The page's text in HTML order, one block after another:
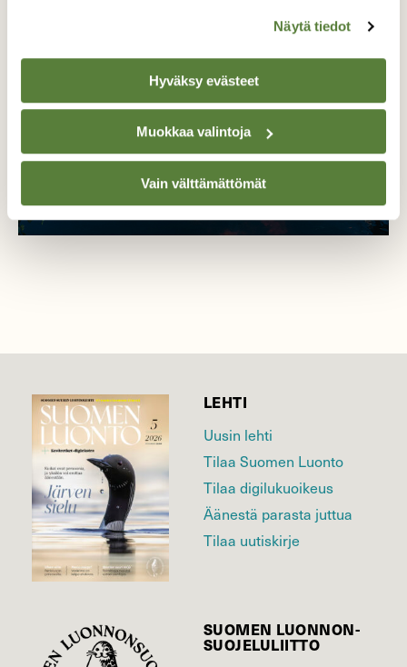
Näytä tiedot
Hyväksy evästeet
Muokkaa valintoja
Vain välttämättömät
LEHTI
Uusin lehti
Tilaa Suomen Luonto
Tilaa digilukuoikeus
Äänestä parasta juttua
Tilaa uutiskirje
SUOMEN LUONNON­
SUOJELU­LIITTO